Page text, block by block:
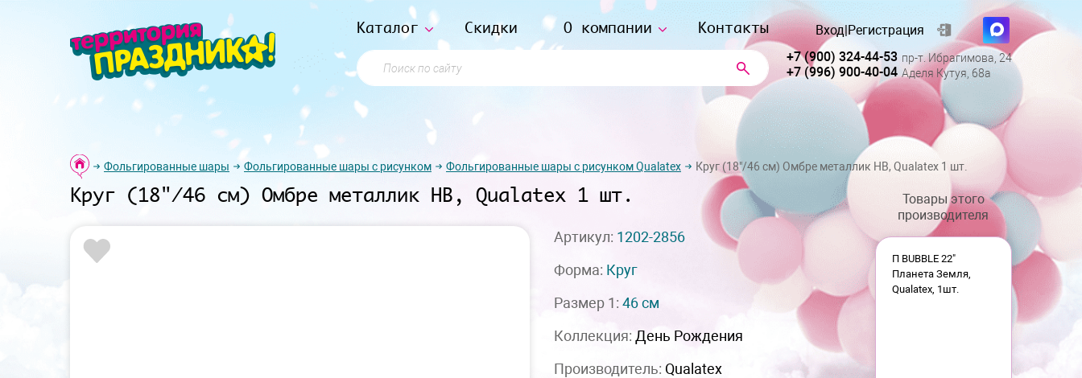
Каталог Скидки О компании Контакты
Поиск по сайту
Вход|Регистрация
+7 (900) 324-44-53 пр-т. Ибрагимова, 24
+7 (996) 900-40-04 Аделя Кутуя, 68а
Фольгированные шары Фольгированные шары с рисунком Фольгированные шары с рисунком Qualatex Круг (18"/46 см) Омбре металлик HB, Qualatex 1 шт.
Круг (18"/46 см) Омбре металлик HB, Qualatex 1 шт.
Артикул: 1202-2856
Форма: Круг
Размер 1: 46 см
Коллекция: День Рождения
Производитель: Qualatex
Товары этого
производителя
П BUBBLE 22"
Планета Земля,
Qualatex, 1шт.